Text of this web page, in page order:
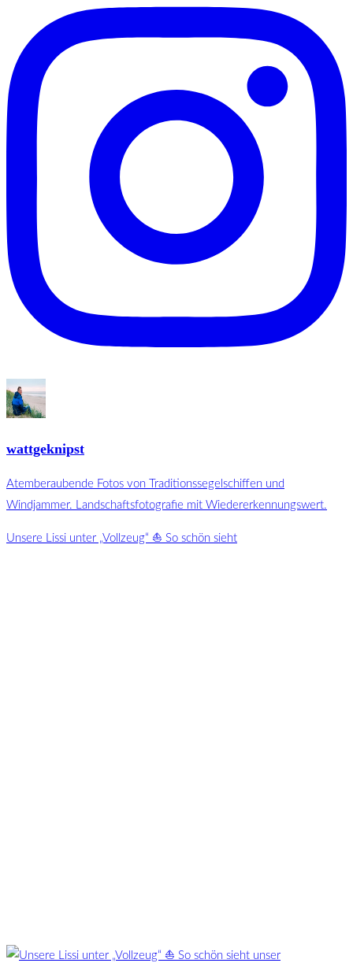
wattgeknipst
Atemberaubende Fotos von Traditionssegelschiffen und
Windjammer. Landschaftsfotografie mit Wiedererkennungswert.
Unsere Lissi unter „Vollzeug“ ⛵️ So schön sieht